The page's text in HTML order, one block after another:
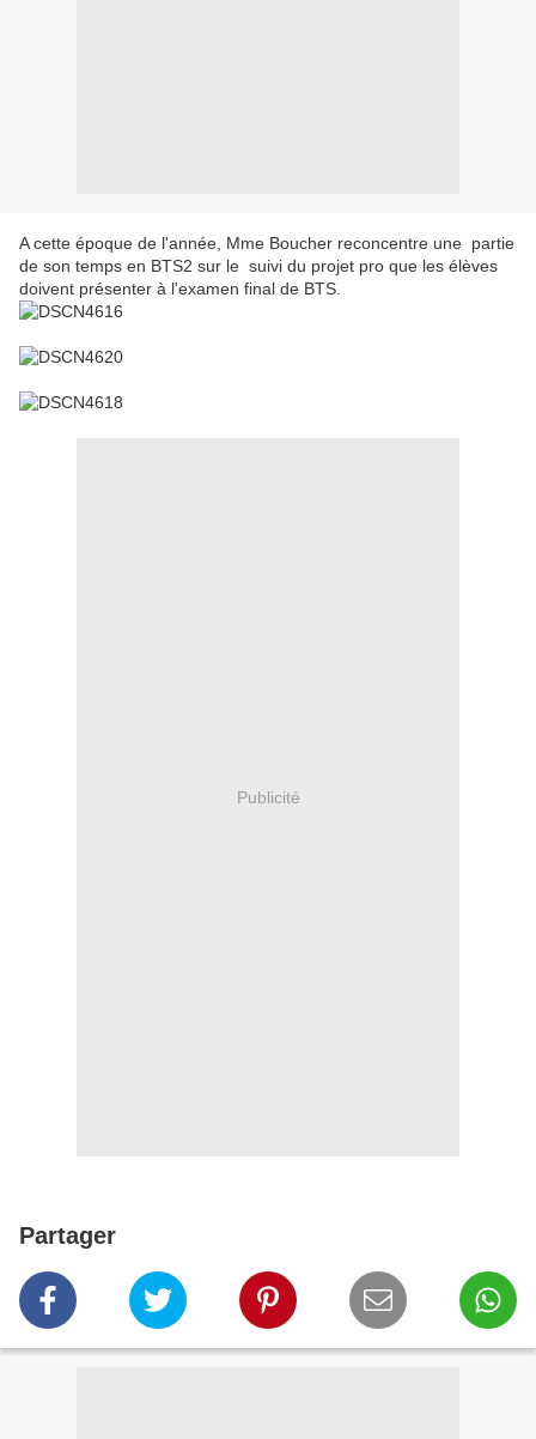
A cette époque de l'année, Mme Boucher reconcentre une partie
de son temps en BTS2 sur le suivi du projet pro que les élèves
doivent présenter à l'examen final de BTS.
Publicité
Partager